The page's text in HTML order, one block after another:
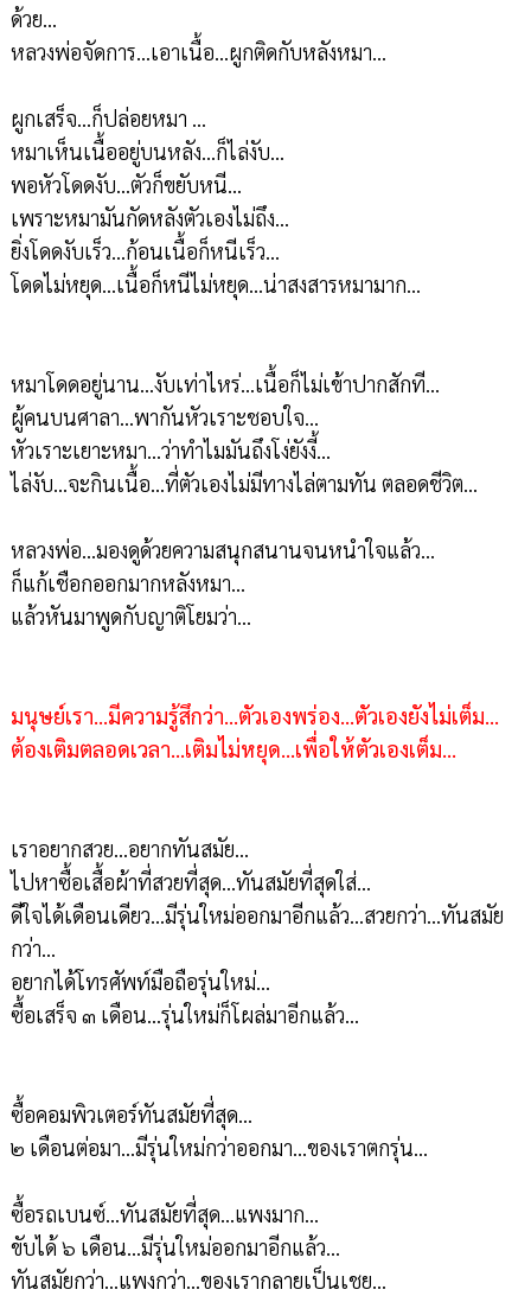
ด้วย...
หลวงพ่อจัดการ...เอาเนื้อ...ผูกติดกับหลังหมา...
ผูกเสร็จ...ก็ปล่อยหมา ...
หมาเห็นเนื้ออยู่บนหลัง...ก็ไล่งับ...
พอหัวโดดงับ...ตัวก็ขยับหนี...
เพราะหมามันกัดหลังตัวเองไม่ถึง...
ยิ่งโดดงับเร็ว...ก้อนเนื้อก็หนีเร็ว...
โดดไม่หยุด...เนื้อก็หนีไม่หยุด...น่าสงสารหมามาก...
หมาโดดอยู่นาน...งับเท่าไหร่...เนื้อก็ไม่เข้าปากสักที...
ผู้คนบนศาลา...พากันหัวเราะชอบใจ...
หัวเราะเยาะหมา...ว่าทำไมมันถึงโง่ยังงี้...
ไล่งับ...จะกินเนื้อ...ที่ตัวเองไม่มีทางไล่ตามทัน ตลอดชีวิต...
หลวงพ่อ...มองดูด้วยความสนุกสนานจนหนำใจแล้ว...
ก็แก้เชือกออกมากหลังหมา...
แล้วหันมาพูดกับญาติโยมว่า...
มนุษย์เรา...มีความรู้สึกว่า...ตัวเองพร่อง...ตัวเองยังไม่เต็ม...
ต้องเติมตลอดเวลา...เติมไม่หยุด...เพื่อให้ตัวเองเต็ม...
เราอยากสวย...อยากทันสมัย...
ไปหาซื้อเสื้อผ้าที่สวยที่สุด...ทันสมัยที่สุดใส่...
ดีใจได้เดือนเดียว...มีรุ่นใหม่ออกมาอีกแล้ว...สวยกว่า...ทันสมัย
กว่า...
อยากได้โทรศัพท์มือถือรุ่นใหม่...
ซื้อเสร็จ ๓ เดือน...รุ่นใหม่ก็โผล่มาอีกแล้ว...
ซื้อคอมพิวเตอร์ทันสมัยที่สุด...
๒ เดือนต่อมา...มีรุ่นใหม่กว่าออกมา...ของเราตกรุ่น...
ซื้อรถเบนซ์...ทันสมัยที่สุด...แพงมาก...
ขับได้ ๖ เดือน...มีรุ่นใหม่ออกมาอีกแล้ว...
ทันสมัยกว่า...แพงกว่า...ของเรากลายเป็นเชย...